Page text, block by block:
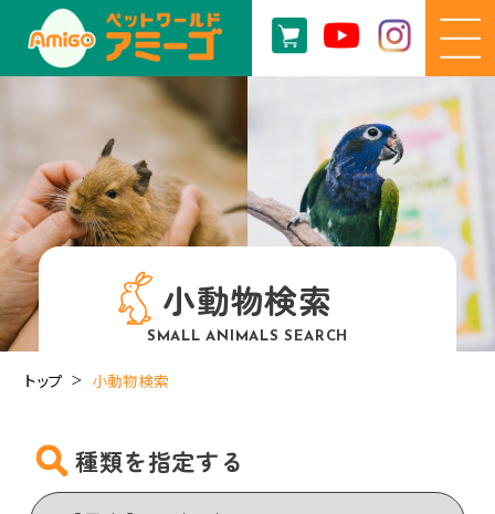
小動物検索
SMALL ANIMALS SEARCH
トップ 小動物検索
種類を指定する